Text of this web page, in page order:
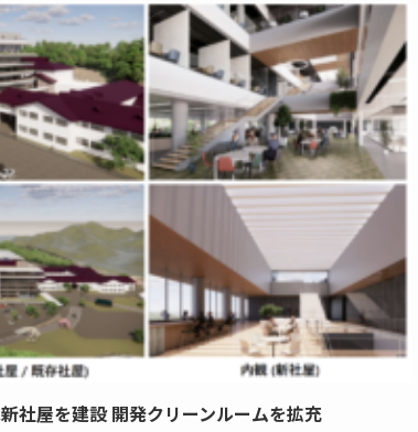
社屋を建設 開発クリーンルームを拡充